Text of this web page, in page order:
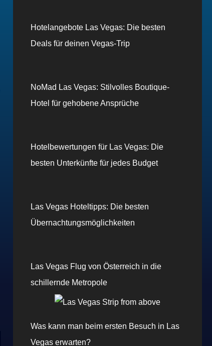
Hotelangebote Las Vegas: Die besten
Deals für deinen Vegas-Trip
NoMad Las Vegas: Stilvolles Boutique-
Hotel für gehobene Ansprüche
Hotelbewertungen für Las Vegas: Die
besten Unterkünfte für jedes Budget
Las Vegas Hoteltipps: Die besten
Übernachtungsmöglichkeiten
Las Vegas Flug von Österreich in die
schillernde Metropole
Was kann man beim ersten Besuch in Las
Vegas erwarten?